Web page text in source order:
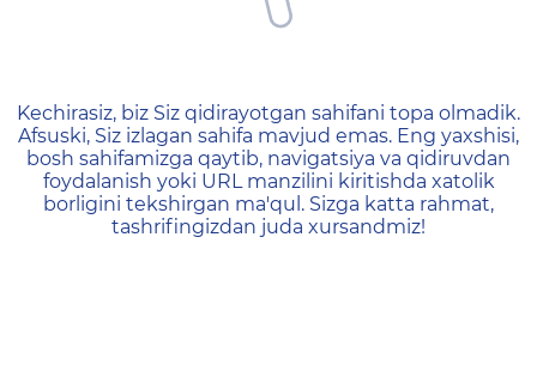
404 — Страница не
Kechirasiz, biz Siz qidirayotgan sahifani topa olmadik.
Afsuski, Siz izlagan sahifa mavjud emas. Eng yaxshisi,
bosh sahifamizga qaytib, navigatsiya va qidiruvdan
foydalanish yoki URL manzilini kiritishda xatolik
borligini tekshirgan ma'qul. Sizga katta rahmat,
tashrifingizdan juda xursandmiz!